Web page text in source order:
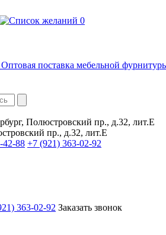
0
Полюстровский пр., д.32, лит.Е
пр., д.32, лит.Е
42-88 +7 (921) 363-02-92
363-02-92 Заказать звонок